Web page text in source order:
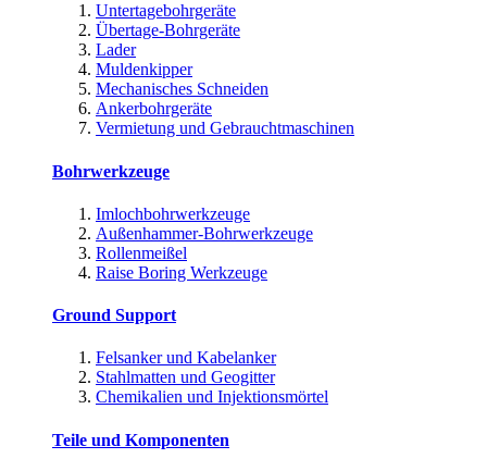
Untertagebohrgeräte
Übertage-Bohrgeräte
Lader
Muldenkipper
Mechanisches Schneiden
Ankerbohrgeräte
Vermietung und Gebrauchtmaschinen
Bohrwerkzeuge
Imlochbohrwerkzeuge
Außenhammer-Bohrwerkzeuge
Rollenmeißel
Raise Boring Werkzeuge
Ground Support
Felsanker und Kabelanker
Stahlmatten und Geogitter
Chemikalien und Injektionsmörtel
Teile und Komponenten